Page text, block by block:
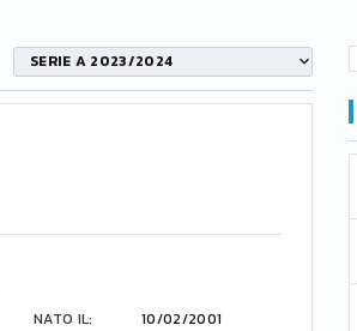
SERIE A 2023/2024
NATO IL:
10/02/2001